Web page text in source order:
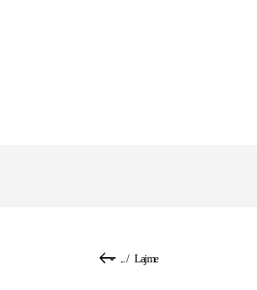
/ Lajme